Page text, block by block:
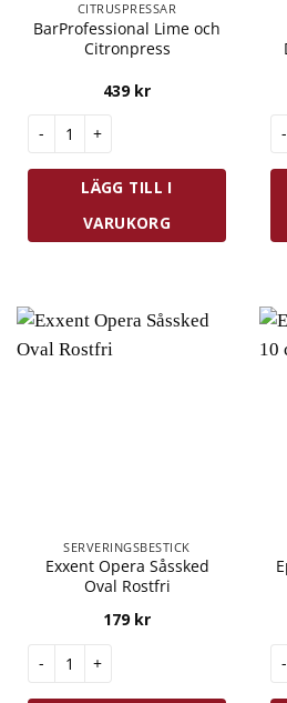
CITRUSPRESSAR
BarProfessional Lime och
Citronpress
439 kr
BarProfessional Lime och
LÄGG TILL I
VARUKORG
SERVERINGSBESTICK
Exxent Opera Såssked
Oval Rostfri
179 kr